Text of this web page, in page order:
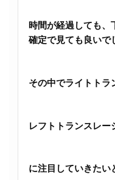
時間が経過しても、
確定で見ても良いで
その中でライトトラ
レフトトランスレー
に注目していきたい